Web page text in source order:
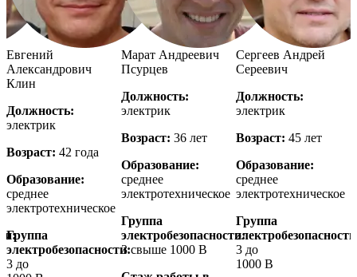
Евгений
Александрович
Клин
Должность:
электрик
Возраст: 42 года
Образование:
среднее
электротехническое
Группа
электробезопасности:
3 до
Марат Андреевич
Псурцев
Должность:
электрик
Возраст: 36 лет
Образование:
среднее
электротехническое
Группа
электробезопасности:
3 свыше 1000 В
Сергеев Андрей
Сереевич
Должность:
электрик
Возраст: 45 лет
Образование:
среднее
электротехническое
Группа
3 до
1000 В